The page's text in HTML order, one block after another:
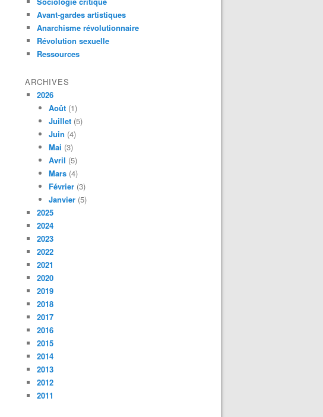
Avant-gardes artistiques
Anarchisme révolutionnaire
Révolution sexuelle
Ressources
ARCHIVES
2026
Août (1)
Juillet (5)
Juin (4)
Mai (3)
Avril (5)
Mars (4)
Février (3)
Janvier (5)
2025
2024
2023
2022
2021
2020
2019
2018
2017
2016
2015
2014
2013
2012
2011